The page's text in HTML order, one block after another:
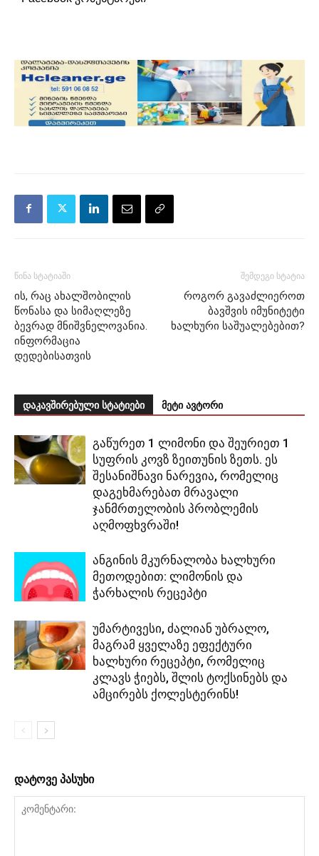
წინა სტატიაში
ის, რაც ახალშობილის
წონასა და სიმაღლეზე
ბევრად მნიშვნელოვანია.
ინფორმაცია
დედებისათვის
შემდეგი სტატია
როგორ გავაძლიეროთ
ბავშვის იმუნიტეტი
ხალხური საშუალებებით?
დაკავშირებული სტატიები მეტი ავტორი
გაწურეთ 1 ლიმონი და შეურიეთ 1
სუფრის კოვზ ზეითუნის ზეთს. ეს
შესანიშნავი ნარევია, რომელიც
დაგეხმარებათ მრავალი
ჯანმრთელობის პრობლემის
აღმოფხვრაში!
ანგინის მკურნალობა ხალხური
მეთოდებით: ლიმონის და
ჭარხალის რეცეპტი
უმარტივესი, ძალიან უბრალო,
მაგრამ ყველაზე ეფექტური
ხალხური რეცეპტი, რომელიც
კლავს ჭიებს, შლის ტოქსინებს და
ამცირებს ქოლესტერინს!
დატოვე პასუხი